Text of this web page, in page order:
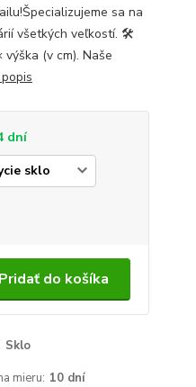
sa na
všetkých veľkostí. 🛠
(v cm). Naše
dní
Pridať do košíka
Sklo
mieru: 10 dní